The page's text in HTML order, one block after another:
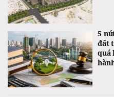
5
đất
quá